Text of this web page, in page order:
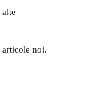
noi.